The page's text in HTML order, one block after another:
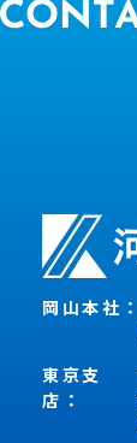
岡山本社：
東京支
店：